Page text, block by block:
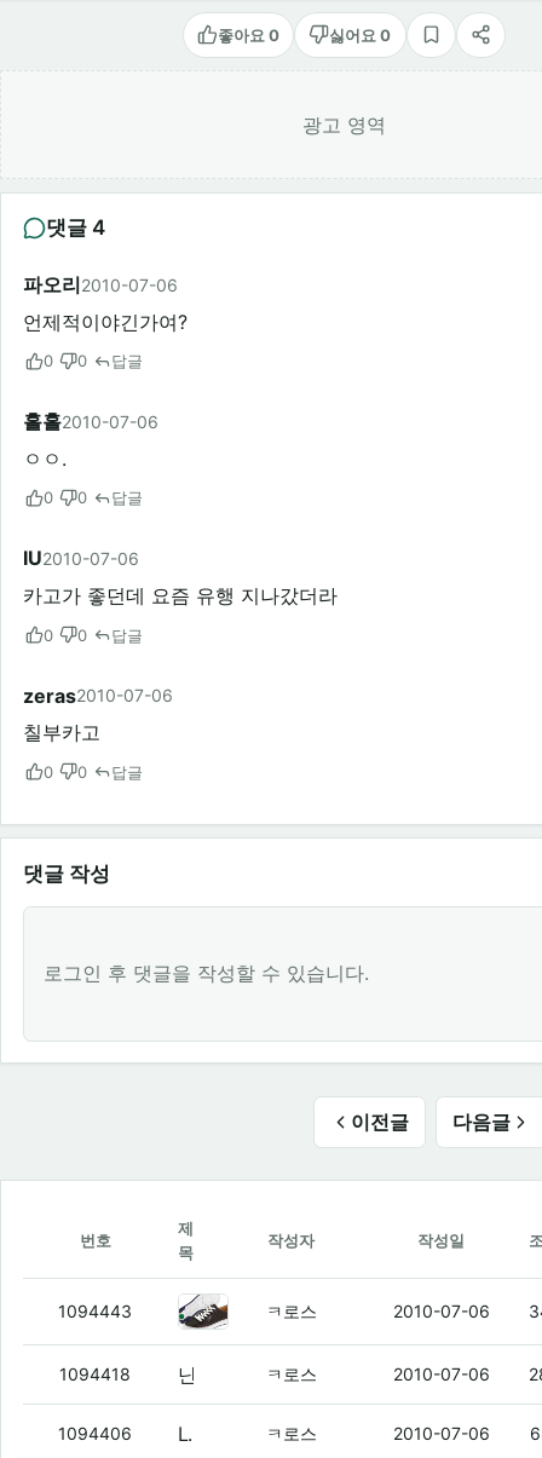
좋아요 0 싫어요 0
스크랩공유
광고 영역
댓글 4
파오리2010-07-06
언제적이야긴가여?
0 0 답글
홀홀2010-07-06
ㅇㅇ.
0 0 답글
IU2010-07-06
카고가 좋던데 요즘 유행 지나갔더라
0 0 답글
zeras2010-07-06
칠부카고
0 0 답글
댓글 작성
로그인 후 댓글을 작성할 수 있습니다.
이전글 다음글
번호
제
목
작성자 작성일
1094443 난 태어나서 첨사본 단화가 작년에
ㅋ로스 2010-07-06
1094418 (1)
ㅋ로스 2010-07-06
1094406 LVMH야 너 94년도 쯤에 나왓던 아디다스 액신아냐? ㅋ로스 2010-07-06